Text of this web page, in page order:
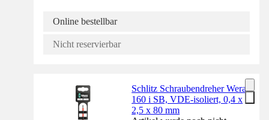
Online bestellbar
Nicht reservierbar
Schlitz Schraubendreher Wera
160 i SB, VDE-isoliert, 0,4 x
2,5 x 80 mm